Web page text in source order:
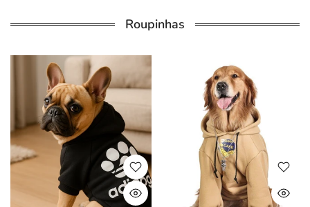
Roupinhas